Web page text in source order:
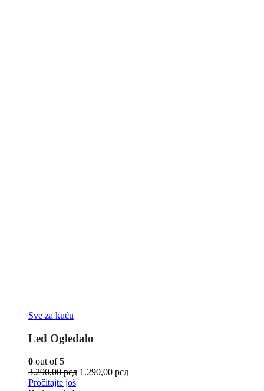
Sve za kuću
Led Ogledalo
0 out of 5
3.290,00рсд 1.290,00 рсд
Pročitajte još